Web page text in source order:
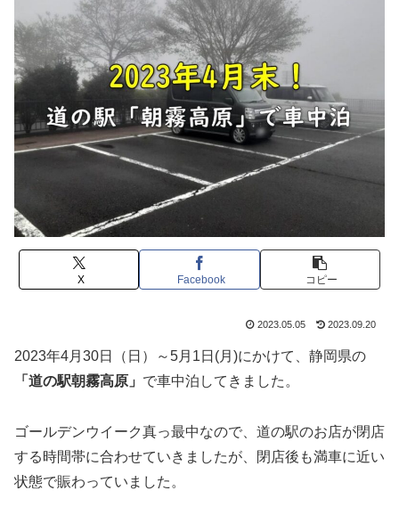
X Facebook コピー
2023.05.05 2023.09.20
2023年4月30日（日）～5月1日(月)にかけて、静岡県の
「道の駅朝霧高原」 で車中泊してきました。
ゴールデンウイーク真っ最中なので、道の駅のお店が閉店
する時間帯に合わせていきましたが、閉店後も満車に近い
状態で賑わっていました。